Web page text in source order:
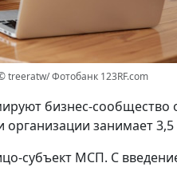
treeratw/ Фотобанк 123RF.com
бизнес-сообщество
занимает
субъект МСП. С